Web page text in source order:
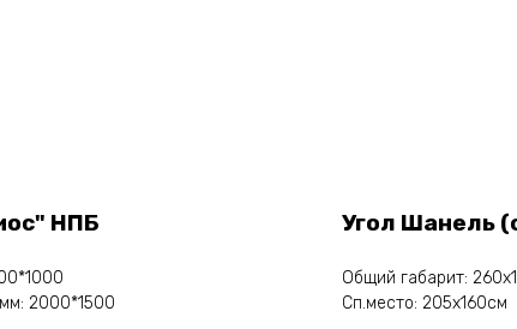
НПБ
2000*1500
Угол Шанель
Общий габарит:
Сп.место: 205х160см